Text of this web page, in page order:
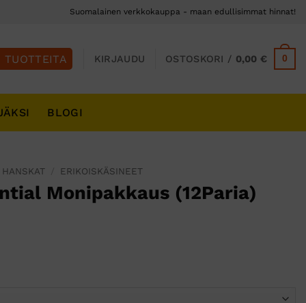
Suomalainen verkkokauppa - maan edullisimmat hinnat!
KIRJAUDU OSTOSKORI / 0,00€ 0
BLOGI
ERIKOISKÄSINEET
Monipakkaus (12Paria)